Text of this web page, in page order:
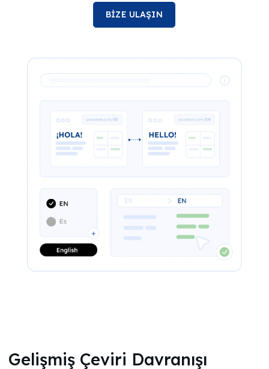
BİZE ULAŞIN
Gelişmiş Çeviri Davranışı